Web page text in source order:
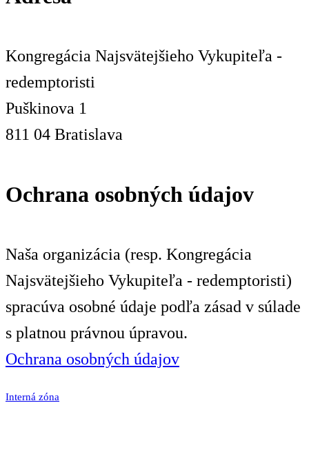
Kongregácia Najsvätejšieho Vykupiteľa -
redemptoristi
Puškinova 1
811 04 Bratislava
Ochrana osobných údajov
Naša organizácia (resp. Kongregácia
Najsvätejšieho Vykupiteľa - redemptoristi)
spracúva osobné údaje podľa zásad v súlade
s platnou právnou úpravou.
Ochrana osobných údajov
Interná zóna